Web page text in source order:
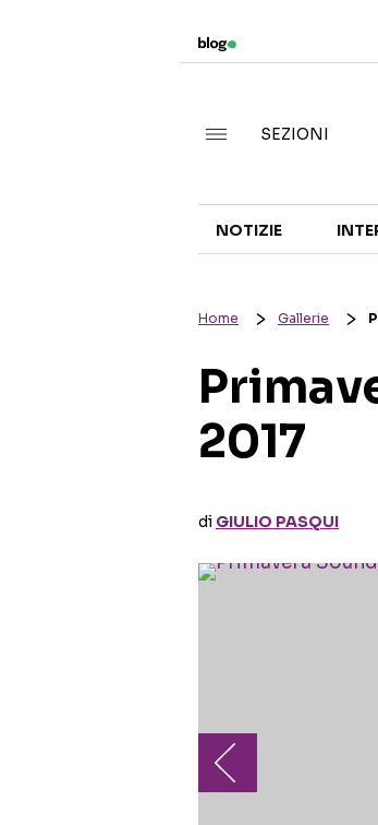
SEZIONI
NOTIZIE
Home Gallerie
2017
di GIULIO PASQUI